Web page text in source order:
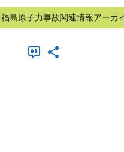
福島原子力事故関連情報アーカ